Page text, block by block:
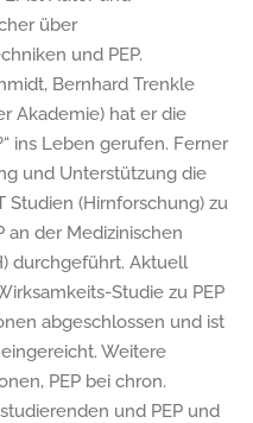
über
und PEP.
Bernhard Trenkle
Akademie) hat er die
ins Leben gerufen. Ferner
und Unterstützung die
(Hirnforschung) zu
an der Medizinischen
durchgeführt. Aktuell
Studie zu PEP
abgeschlossen und ist
Weitere
PEP bei chron.
und PEP und